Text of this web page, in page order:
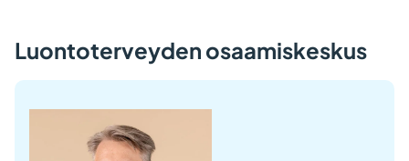
Luontoterveyden osaamiskeskus